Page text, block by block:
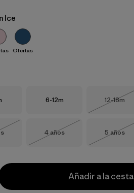
Ice
Ofertas
Talla
6-12m Talla
12-18m
Talla
4 años
Talla
5 años
Añadir a la cesta